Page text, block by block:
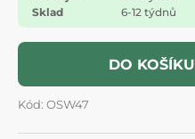
Sklad
6-12 týdnů
DO KOŠÍKU
Kód: OSW47